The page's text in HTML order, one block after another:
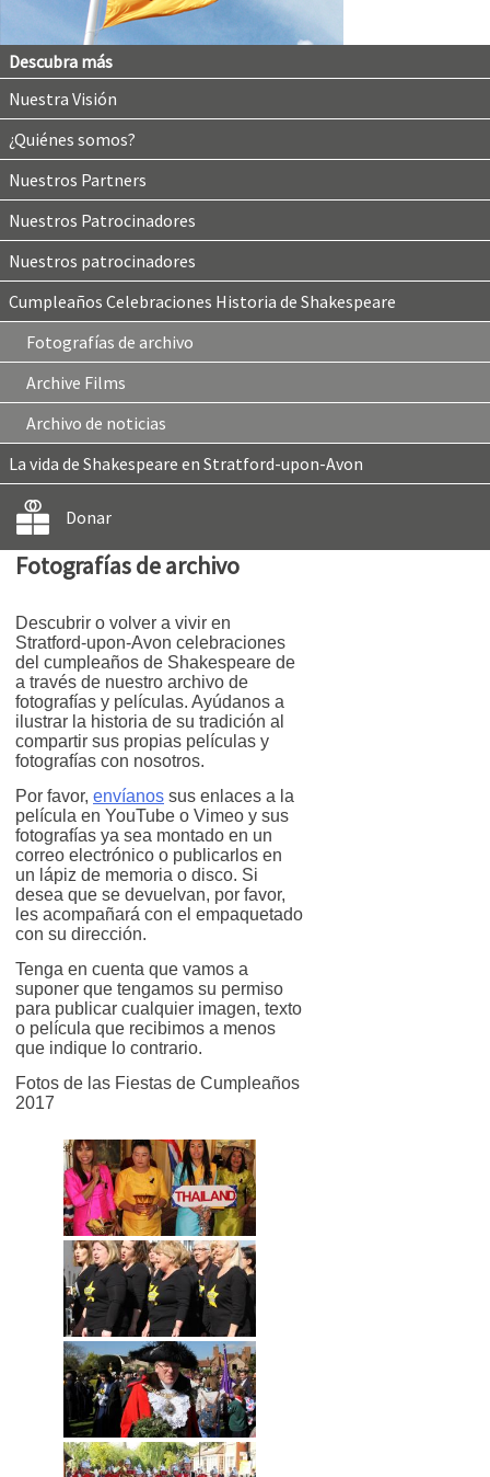
Descubra más
Nuestra Visión
¿Quiénes somos?
Nuestros Partners
Nuestros Patrocinadores
Nuestros patrocinadores
Cumpleaños Celebraciones Historia de Shakespeare
Fotografías de archivo
Archive Films
Archivo de noticias
La vida de Shakespeare en Stratford-upon-Avon
Donar
Fotografías de archivo
Descubrir o volver a vivir en
Stratford-upon-Avon celebraciones
del cumpleaños de Shakespeare de
a través de nuestro archivo de
fotografías y películas. Ayúdanos a
ilustrar la historia de su tradición al
compartir sus propias películas y
fotografías con nosotros.
Por favor, envíanos sus enlaces a la
película en YouTube o Vimeo y sus
fotografías ya sea montado en un
correo electrónico o publicarlos en
un lápiz de memoria o disco. Si
desea que se devuelvan, por favor,
les acompañará con el empaquetado
con su dirección.
Tenga en cuenta que vamos a
suponer que tengamos su permiso
para publicar cualquier imagen, texto
o película que recibimos a menos
que indique lo contrario.
Fotos de las Fiestas de Cumpleaños
2017